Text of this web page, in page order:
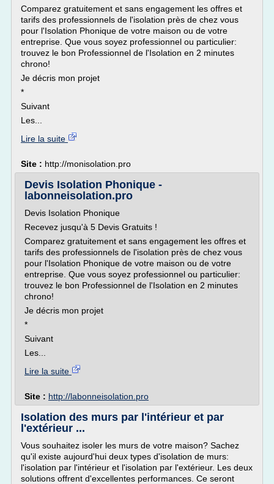
Comparez gratuitement et sans engagement les offres et
tarifs des professionnels de l'isolation près de chez vous
pour l'Isolation Phonique de votre maison ou de votre
entreprise. Que vous soyez professionnel ou particulier:
trouvez le bon Professionnel de l'Isolation en 2 minutes
chrono!
Je décris mon projet
*
Suivant
Les...
Lire la suite
Site : http://monisolation.pro
Devis Isolation Phonique -
labonneisolation.pro
Devis Isolation Phonique
Recevez jusqu'à 5 Devis Gratuits !
Comparez gratuitement et sans engagement les offres et
tarifs des professionnels de l'isolation près de chez vous
pour l'Isolation Phonique de votre maison ou de votre
entreprise. Que vous soyez professionnel ou particulier:
trouvez le bon Professionnel de l'Isolation en 2 minutes
chrono!
Je décris mon projet
*
Suivant
Les...
Lire la suite
Site : http://labonneisolation.pro
Isolation des murs par l'intérieur et par
l'extérieur ...
Vous souhaitez isoler les murs de votre maison? Sachez
qu'il existe aujourd'hui deux types d'isolation de murs:
l'isolation par l'intérieur et l'isolation par l'extérieur. Les deux
solutions offrent d'excellentes performances. Ce seront